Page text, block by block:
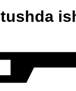
tushda